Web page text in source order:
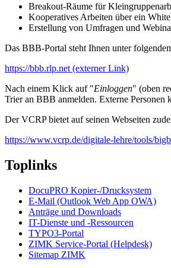
Breakout-Räume für
Kooperatives Arbeiten über ein
Erstellung von Umfragen und
Das BBB-Portal steht Ihnen unter
https://bbb.rlp.net (externer Link)
Nach einem Klick auf "Einloggen" (oben
Trier an BBB anmelden. Externe Personen
Der VCRP bietet auf seinen Webseiten
https://www.vcrp.de/digitale-lehre/tools/
Toplinks
DocuPRO Kopier-/Drucksystem
E-Mail (Outlook Web App OWA)
Anträge und Downloads
IT-Dienste und -Ressourcen
TYPO3-Portal
ZIMK Service-Portal (Helpdesk)
Sitemap ZIMK